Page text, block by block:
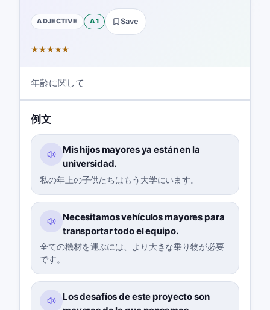
ADJECTIVE A1 Save
★★★★★
年齢に関して
例文
Mis hijos mayores ya están en la
universidad.
私の年上の子供たちはもう大学にいます。
Necesitamos vehículos mayores para
transportar todo el equipo.
全ての機材を運ぶには、より大きな乗り物が必要
です。
Los desafíos de este proyecto son